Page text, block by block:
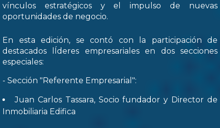
vínculos estratégicos y el impulso de nuevas
oportunidades de negocio.
En esta edición, se contó con la participación de
destacados lÍderes empresariales en dos secciones
especiales:
- Sección "Referente Empresarial":
Juan Carlos Tassara, Socio fundador y Director de
Inmobiliaria Edifica